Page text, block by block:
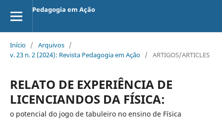
Pedagogia em Ação
Início / Arquivos /
v. 23 n. 2 (2024): Revista Pedagogia em Ação / ARTIGOS/ARTICLES
RELATO DE EXPERIÊNCIA DE
LICENCIANDOS DA FÍSICA:
o potencial do jogo de tabuleiro no ensino de Física